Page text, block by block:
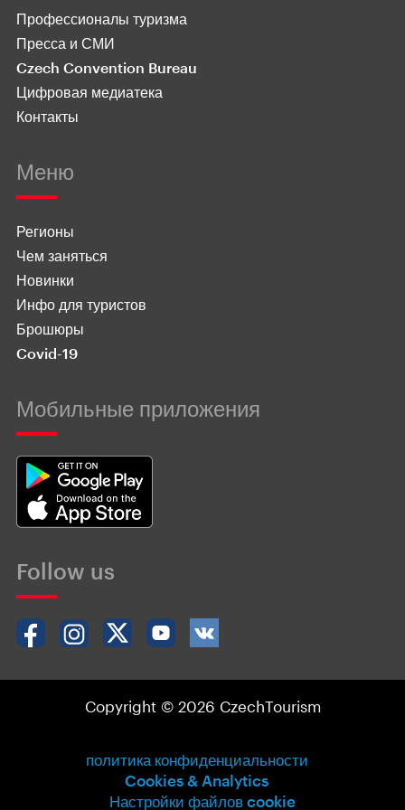
Профессионалы туризма
Пресса и СМИ
Czech Convention Bureau
Цифровая медиатека
Контакты
Меню
Регионы
Чем заняться
Новинки
Инфо для туристов
Брошюры
Covid-19
Мобильные приложения
Follow us
Copyright © 2026 CzechTourism
политика конфиденциальности
Cookies & Analytics
Настройки файлов cookie